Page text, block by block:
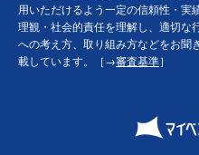
用いただけるよう一定の信頼性・実
理観・社会的責任を理解し、適切な
への考え方、取り組み方などをお聞
載しています。［→審査基準］